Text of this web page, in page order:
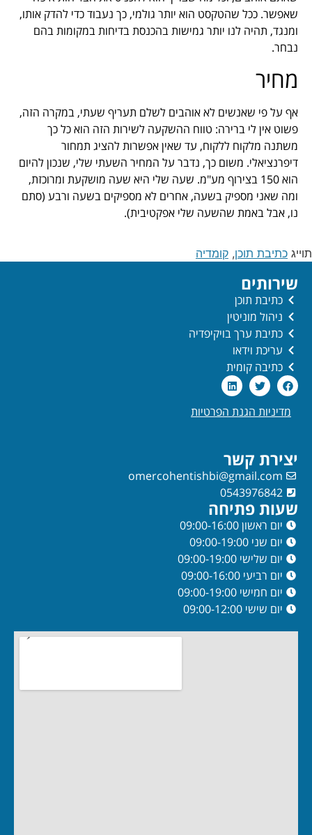
שאפשר. ככל שהטקסט הוא יותר גולמי, כך נעבוד כדי להדק אותו,
ומנגד, תהיה לנו יותר גמישות בהכנסת בדיחות במקומות בהם
נבחר.
מחיר
אף על פי שאנשים לא אוהבים לשלם תעריף שעתי, במקרה הזה,
פשוט אין לי ברירה: טווח ההשקעה לשירות הזה הוא כל כך
משתנה מלקוח ללקוח, עד שאין אפשרות להציג תמחור
דיפרנציאלי. משום כך, נדבר על המחיר השעתי שלי, שנכון להיום
הוא 150 בצירוף מע"מ. שעה שלי היא שעה מושקעת ומרוכזת,
ומה שאני מספיק בשעה, אחרים לא מספיקים בשעה ורבע (סתם
נו, אבל באמת שהשעה שלי אפקטיבית).
תוייג כתיבת תוכן, קומדיה
שירותים
כתיבת תוכן
ניהול מוניטין
כתיבת ערך בויקיפדיה
עריכת וידאו
כתיבה קומית
מדיניות הגנת הפרטיות
יצירת קשר
omercohentishbi@gmail.com
0543976842
שעות פתיחה
יום ראשון 09:00-16:00
יום שני 09:00-19:00
יום שלישי 09:00-19:00
יום רביעי 09:00-16:00
יום חמישי 09:00-19:00
יום שישי 09:00-12:00